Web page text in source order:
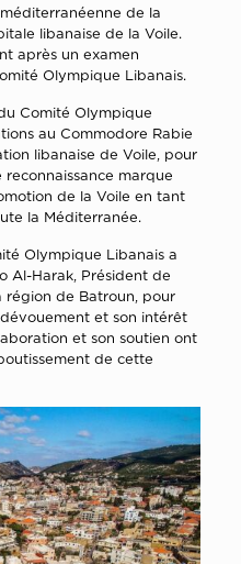
de la
libanaise de la Voile.
après un examen
Olympique Libanais.
Comité Olympique
au Commodore Rabie
libanaise de Voile, pour
marque
de la Voile en tant
la Méditerranée.
Olympique Libanais a
Al-Harak, Président de
région de Batroun, pour
et son intérêt
et son soutien ont
de cette